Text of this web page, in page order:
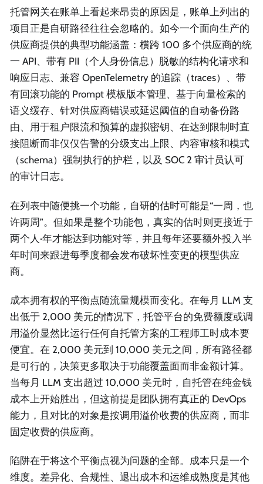
托管网关在账单上看起来昂贵的原因是，账单上列出的
项目正是自研路径往往会忽略的。如今一个面向生产的
供应商提供的典型功能涵盖：横跨 100 多个供应商的统
一 API、带有 PII（个人身份信息）脱敏的结构化请求和
响应日志、兼容 OpenTelemetry 的追踪（traces）、带
有回滚功能的 Prompt 模板版本管理、基于向量检索的
语义缓存、针对供应商错误或延迟阈值的自动备份路
由、用于租户限流和预算的虚拟密钥、在达到限制时直
接阻断而非仅仅告警的分级支出上限、内容审核和模式
（schema）强制执行的护栏，以及 SOC 2 审计员认可
的审计日志。
在列表中随便挑一个功能，自研的估时可能是“一周，也
许两周”。但如果是整个功能包，真实的估时则更接近于
两个人·年才能达到功能对等，并且每年还要额外投入半
年时间来跟进每季度都会发布破坏性变更的模型供应
商。
成本拥有权的平衡点随流量规模而变化。在每月 LLM 支
出低于 2,000 美元的情况下，托管平台的免费额度或调
用溢价显然比运行任何自托管方案的工程师工时成本要
便宜。在 2,000 美元到 10,000 美元之间，所有路径都
是可行的，决策更多取决于功能覆盖面而非金额计算。
当每月 LLM 支出超过 10,000 美元时，自托管在纯金钱
成本上开始胜出，但这前提是团队拥有真正的 DevOps
能力，且对比的对象是按调用溢价收费的供应商，而非
固定收费的供应商。
陷阱在于将这个平衡点视为问题的全部。成本只是一个
维度。差异化、合规性、退出成本和运维成熟度是其他